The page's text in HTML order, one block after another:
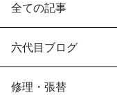
全ての記事
六代目ブログ
修理・張替